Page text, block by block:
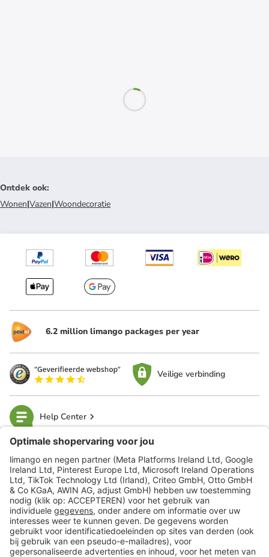
Ontdek ook:
Wonen|Vazen|Woondecoratie
6.2 million limango packages per year
Veilige verbinding
Help Center
limango
Veilig winkelen
Klantenservice
Shop